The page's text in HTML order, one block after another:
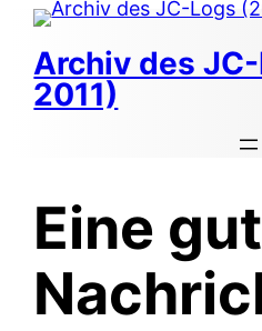
Zum
Inhalt
springen
Archiv des
2011)
Eine